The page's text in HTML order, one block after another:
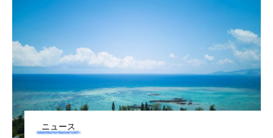
イトヨリダイ
イリエワニ イワナ インドネシア
ウツボ ウナギ ウバザメ
ウマヅラハギ
ニュース